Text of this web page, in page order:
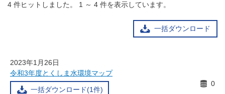
4 件ヒットしました。 1 ～ 4 件を表示しています。
一括ダウンロード
2023年1月26日
令和3年度とくしま水環境マップ
一括ダウンロード(1件)
0